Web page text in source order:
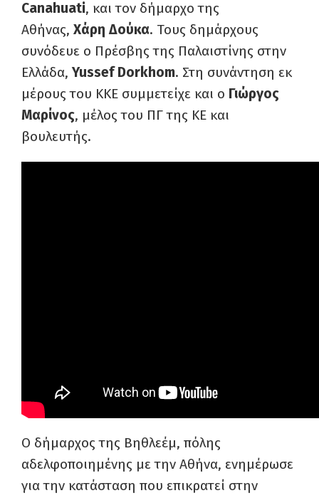
Canahuati, και τον δήμαρχο της
Αθήνας, Χάρη Δούκα. Τους δημάρχους
συνόδευε ο Πρέσβης της Παλαιστίνης στην
Ελλάδα, Yussef Dorkhom. Στη συνάντηση εκ
μέρους του ΚΚΕ συμμετείχε και ο Γιώργος
Μαρίνος, μέλος του ΠΓ της ΚΕ και
βουλευτής.
Ο δήμαρχος της Βηθλεέμ, πόλης
αδελφοποιημένης με την Αθήνα, ενημέρωσε
για την κατάσταση που επικρατεί στην